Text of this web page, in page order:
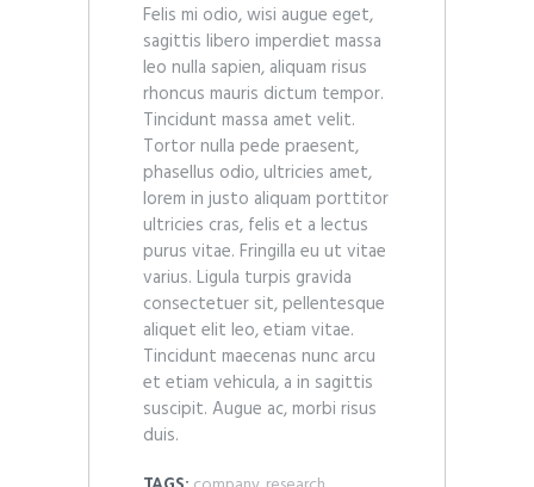
Felis mi odio, wisi augue eget,
sagittis libero imperdiet massa
leo nulla sapien, aliquam risus
rhoncus mauris dictum tempor.
Tincidunt massa amet velit.
Tortor nulla pede praesent,
phasellus odio, ultricies amet,
lorem in justo aliquam porttitor
ultricies cras, felis et a lectus
purus vitae. Fringilla eu ut vitae
varius. Ligula turpis gravida
consectetuer sit, pellentesque
aliquet elit leo, etiam vitae.
Tincidunt maecenas nunc arcu
et etiam vehicula, a in sagittis
suscipit. Augue ac, morbi risus
duis.